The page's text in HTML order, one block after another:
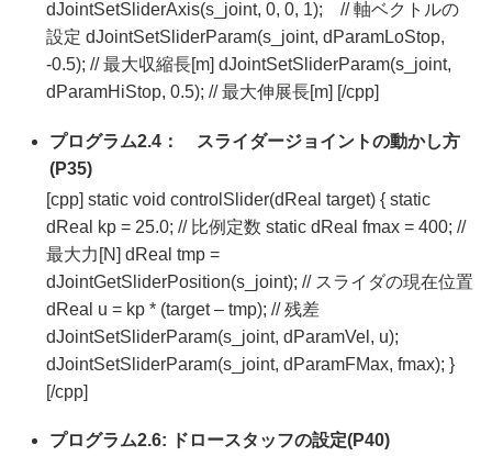
dJointSetSliderAxis(s_joint, 0, 0, 1); // 軸ベクトルの
設定 dJointSetSliderParam(s_joint, dParamLoStop,
-0.5); // 最大収縮長[m] dJointSetSliderParam(s_joint,
dParamHiStop, 0.5); // 最大伸展長[m] [/cpp]
プログラム2.4： スライダージョイントの動かし方
(P35)
[cpp] static void controlSlider(dReal target) { static
dReal kp = 25.0; // 比例定数 static dReal fmax = 400; //
最大力[N] dReal tmp =
dJointGetSliderPosition(s_joint); // スライダの現在位置
dReal u = kp * (target – tmp); // 残差
dJointSetSliderParam(s_joint, dParamVel, u);
dJointSetSliderParam(s_joint, dParamFMax, fmax); }
[/cpp]
プログラム2.6: ドロースタッフの設定(P40)